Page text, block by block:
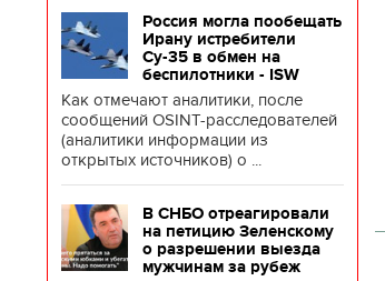
Россия могла пообещать
Ирану истребители
Су-35 в обмен на
беспилотники - ISW
Как отмечают аналитики, после
сообщений OSINT-расследователей
(аналитики информации из
открытых источников) о ...
В СНБО отреагировали
на петицию Зеленскому
о разрешении выезда
мужчинам за рубеж